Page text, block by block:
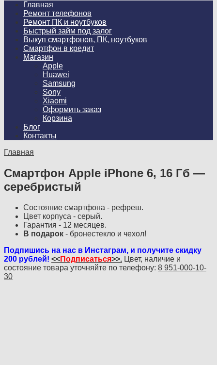
Главная
Ремонт телефонов
Ремонт ПК и ноутбуков
Быстрый займ под залог
Выкуп смартфонов, ПК, ноутбуков
Смартфон в кредит
Магазин
Apple
Huawei
Samsung
Sony
Xiaomi
Оформить заказ
Корзина
Блог
Контакты
Главная
Смартфон Apple iPhone 6, 16 Гб —
серебристый
Состояние смартфона - рефреш.
Цвет корпуса - серый.
Гарантия - 12 месяцев.
В подарок - бронестекло и чехол!
Подпишись на нас в Инстаграм, и получите скидку
200 рублей! <<Подписаться>>. Цвет, наличие и
состояние товара уточняйте по телефону: 8 951-000-10-
30